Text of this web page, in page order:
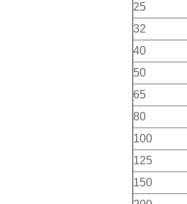
25
32
40
50
65
80
100
125
150